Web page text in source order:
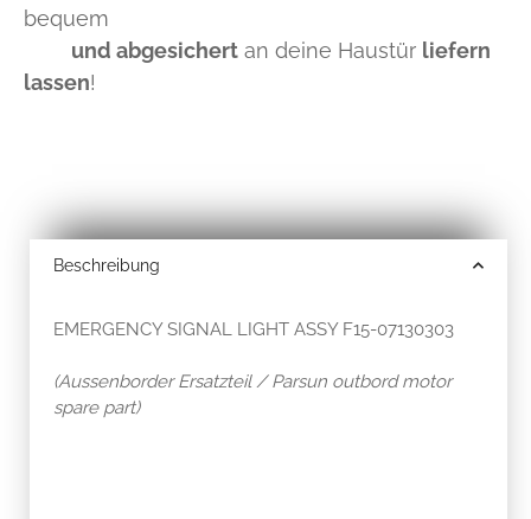
bequem
und abgesichert an deine Haustür liefern
lassen!
Beschreibung
EMERGENCY SIGNAL LIGHT ASSY F15-07130303
(Aussenborder Ersatzteil / Parsun outbord motor
spare part)